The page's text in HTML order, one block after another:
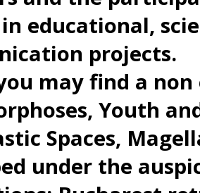
educational,
projects.
may find a
Youth
Spaces,
under the